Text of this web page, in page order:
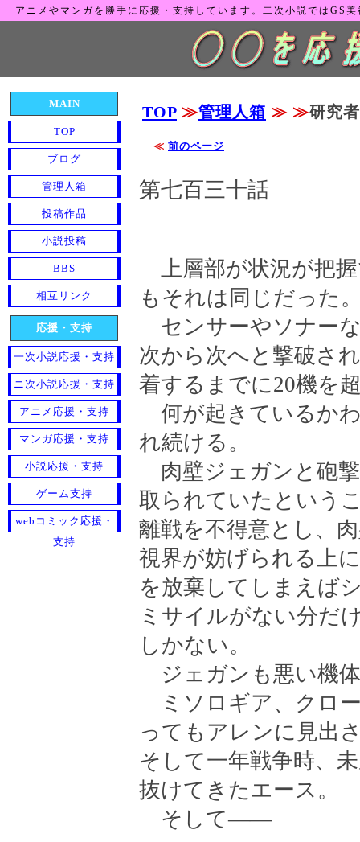
アニメやマンガを勝手に応援・支持しています。二次小説ではGS
TOP ≫管理人箱 ≫ ≫研究
≪ 前のページ
第七百三十話
上層部が状況が把
もそれは同じだった
センサーやソナー
次から次へと撃破さ
着するまでに20機を
何が起きているか
れ続ける。
肉壁ジェガンと砲
取られていたという
離戦を不得意とし、
視界が妨げられる上
を放棄してしまえば
ミサイルがない分だ
しかない。
ジェガンも悪い機
ミソロギア、クロ
ってもアレンに見出
そして一年戦争時、
抜けてきたエース。
そして――
MAIN
TOP
ブログ
管理人箱
投稿作品
小説投稿
BBS
相互リンク
応援・支持
一次小説応援・支持
ニ次小説応援・支持
アニメ応援・支持
マンガ応援・支持
小説応援・支持
ゲーム支持
webコミック応援・
支持